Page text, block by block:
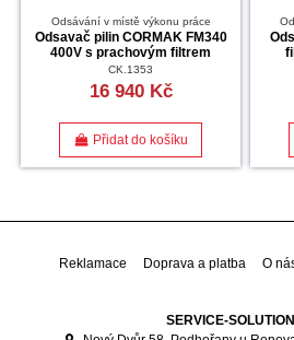
Odsávání v místě výkonu práce
Odsavač pilin CORMAK FM340
400V s prachovým filtrem
CK.1353
16 940 Kč
Přidat do košíku
Reklamace Doprava a platba O
SERVICE-